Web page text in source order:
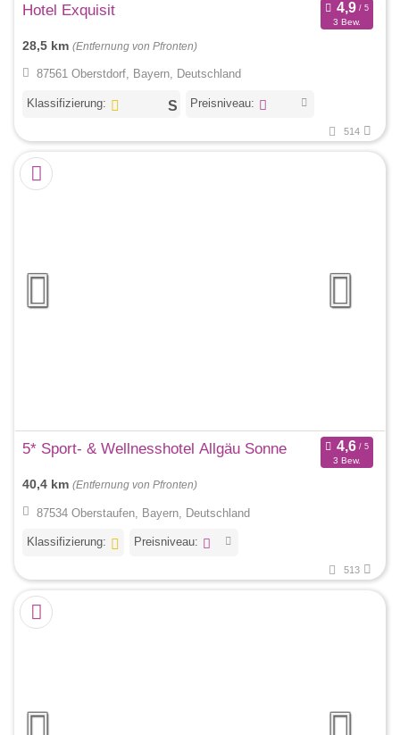
Hotel Exquisit
3 Bew.
28,5 km (Entfernung von Pfronten)
87561 Oberstdorf, Bayern, Deutschland
Klassifizierung: Preisniveau:
514
5* Sport- & Wellnesshotel Allgäu Sonne
3 Bew.
40,4 km (Entfernung von Pfronten)
87534 Oberstaufen, Bayern, Deutschland
Klassifizierung: Preisniveau:
513